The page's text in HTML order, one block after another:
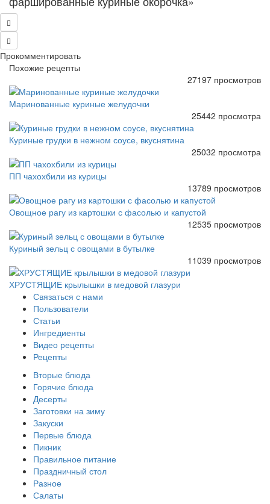
Прокомментировать
Похожие рецепты
27197 просмотров
Маринованные куриные желудочки
25442 просмотра
Куриные грудки в нежном соусе, вкуснятина
25032 просмотра
ПП чахохбили из курицы
13789 просмотров
Овощное рагу из картошки с фасолью и капустой
12535 просмотров
Куриный зельц с овощами в бутылке
11039 просмотров
ХРУСТЯЩИЕ крылышки в медовой глазури
Связаться с нами
Пользователи
Статьи
Ингредиенты
Видео рецепты
Рецепты
Вторые блюда
Горячие блюда
Десерты
Заготовки на зиму
Закуски
Первые блюда
Пикник
Правильное питание
Праздничный стол
Разное
Салаты